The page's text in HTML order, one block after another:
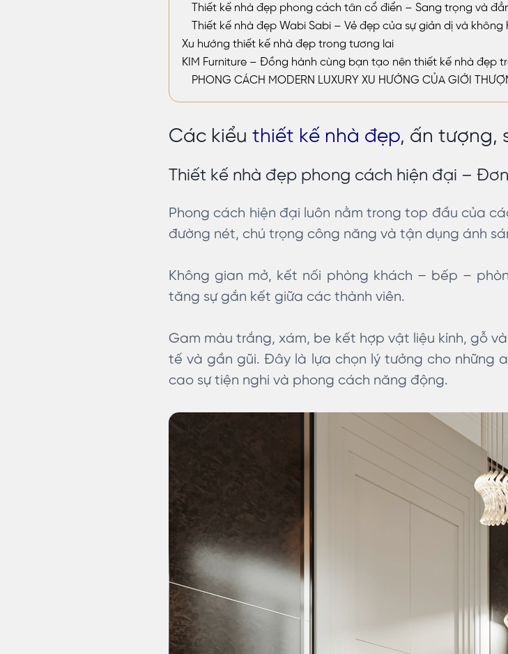
Thiết kế nhà đẹp phong cách tân cổ điển – Sang trọng và
Thiết kế nhà đẹp Wabi Sabi – Vẻ đẹp của sự giản dị và không
Xu hướng thiết kế nhà đẹp trong tương lai
KIM Furniture – Đồng hành cùng bạn tạo nên thiết kế nhà đẹp
PHONG CÁCH MODERN LUXURY XU HƯỚNG CỦA GIỚI
Các kiểu thiết kế nhà đẹp, ấn tượng,
Thiết kế nhà đẹp phong cách hiện đại –
Phong cách hiện đại luôn nằm trong top đầu của
đường nét, chú trọng công năng và tận dụng ánh
Không gian mở, kết nối phòng khách – bếp –
tăng sự gắn kết giữa các thành viên.
Gam màu trắng, xám, be kết hợp vật liệu kính, gỗ
tế và gần gũi. Đây là lựa chọn lý tưởng cho những
cao sự tiện nghi và phong cách năng động.